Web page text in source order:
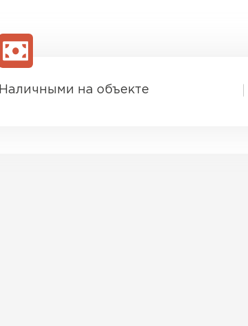
Наличными на объекте